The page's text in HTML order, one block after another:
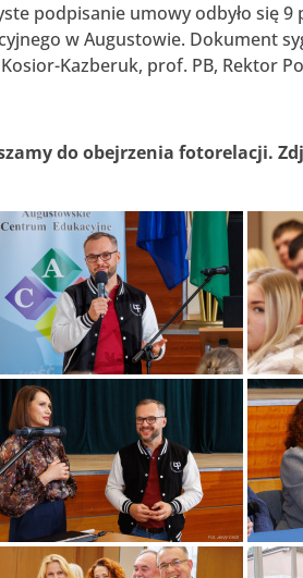
podpisanie umowy odbyło się
w Augustowie. Dokument
Kazberuk, prof. PB, Rektor
do obejrzenia fotorelacji.